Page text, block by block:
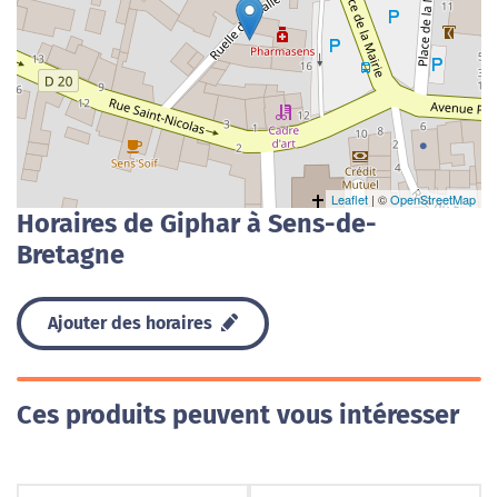
Leaflet | ©OpenStreetMap
Horaires de Giphar à Sens-de-
Bretagne
Ajouter des horaires
Ces produits peuvent vous intéresser